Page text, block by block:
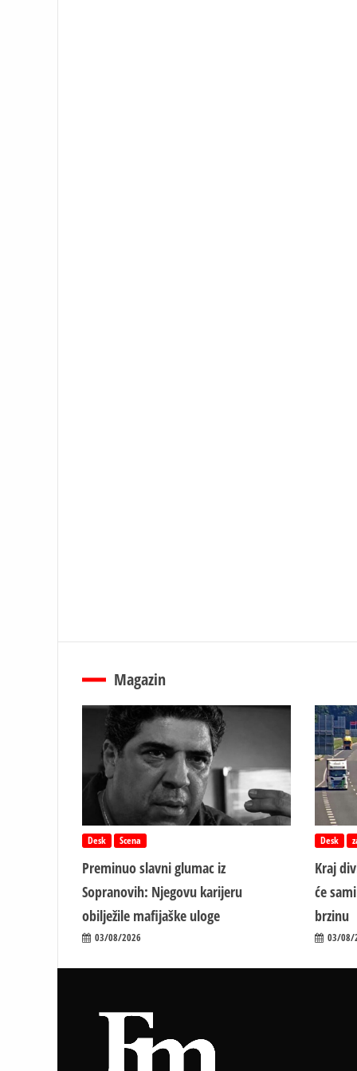
Magazin
Desk Scena
Preminuo slavni glumac iz
Sopranovih: Njegovu karijeru
obilježile mafijaške uloge
03/08/2026
Desk
Kraj
će
brzinu
03/08/